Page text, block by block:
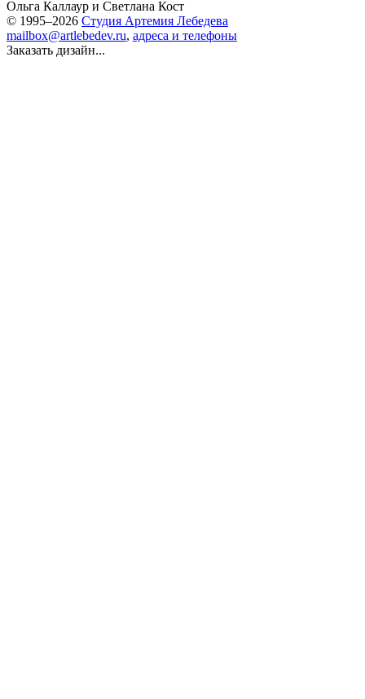
Ольга Каллаур и Светлана Кост
© 1995–2026 Студия Артемия Лебедева
mailbox@artlebedev.ru, адреса и телефоны
Заказать дизайн...